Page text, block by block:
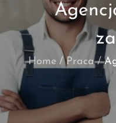
Home Praca